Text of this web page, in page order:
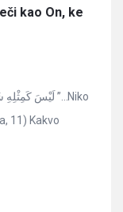
kao On, ke
11) Kakvo